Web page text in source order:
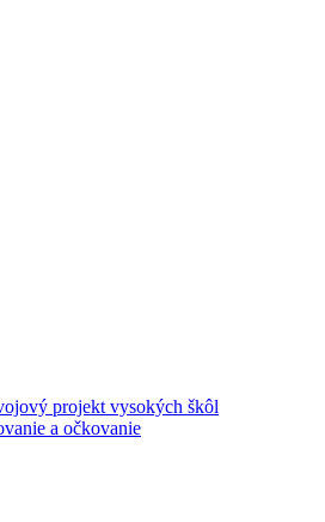
projekt vysokých škôl
a očkovanie